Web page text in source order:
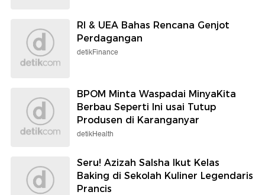
RI & UEA Bahas Rencana Genjot
Perdagangan
detikFinance
BPOM Minta Waspadai MinyaKita
Berbau Seperti Ini usai Tutup
Produsen di Karanganyar
detikHealth
Seru! Azizah Salsha Ikut Kelas
Baking di Sekolah Kuliner Legendaris
Prancis